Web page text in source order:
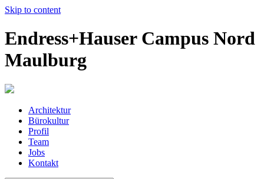
Skip to content
Endress+Hauser Campus Nord
Maulburg
Architektur
Bürokultur
Profil
Team
Jobs
Kontakt